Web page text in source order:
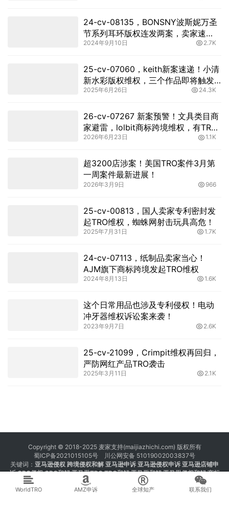
24-cv-08135，BONSNY波斯妮万圣
节系列耳环版权连发两案，卖家速
查！
2024年9月10日 2.7K
25-cv-07060，keith新案速递！小清
新水彩版权维权，三个作品即将触发
TRO
2025年6月26日 24.3K
26-cv-07267 新案预警！文具类目商
家避雷，lolbit商标跨境维权，有TRO
冻结风险
2026年6月23日 1.1K
超3200店涉案！美国TRO案件3月第
一周案件最新进展！
2026年3月9日 966
25-cv-00813，国人卖家专利密封发
起TRO维权，蜘蛛网射击玩具高危！
2025年7月31日 1.7K
24-cv-07113，纸制品卖家当心！
AJM旗下商标跨境发起TRO维权
2024年8月13日 1.6K
这个日常用品也涉及专利侵权！电动
冲牙器维权诉讼案来袭！
2023年9月7日 2.6K
25-cv-21099，Crimpit维权再回归，
严防网红产品TRO袭击
2025年3月11日 2.1K
Copyright © 2018-2025 麦家支持(maijiazhichi.com) 版权所有
蜀ICP备2021015105号
川公网安备 51019002003837号
关键词： 亚马逊侵权 跨境侵权和解 亚马逊申诉 亚马逊侵权申诉 亚马逊店铺申
诉 GBC侵权 GBC和解 亚马逊TRO TRO和解 亚马逊和解 亚马逊侵权和解商标
注册 专利注册 版权注册
WorldTRO AMZ申诉 全球知产 联系我们